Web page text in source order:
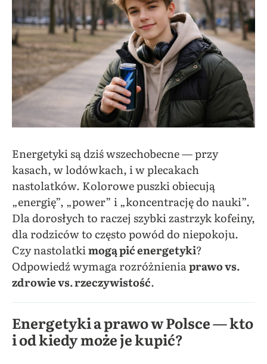
Energetyki są dziś wszechobecne — przy
kasach, w lodówkach, i w plecakach
nastolatków. Kolorowe puszki obiecują
„energię”, „power” i „koncentrację do nauki”.
Dla dorosłych to raczej szybki zastrzyk kofeiny,
dla rodziców to często powód do niepokoju.
Czy nastolatkimogą pić energetyki?
Odpowiedź wymaga rozróżnieniaprawo vs.
zdrowie vs. rzeczywistość.
Energetyki a prawo w Polsce — kto
i od kiedy może je kupić?